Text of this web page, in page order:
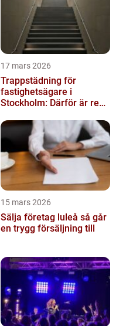
17 mars 2026
Trappstädning för
fastighetsägare i
Stockholm: Därför är rena
investering
15 mars 2026
Sälja företag luleå så går
en trygg försäljning till